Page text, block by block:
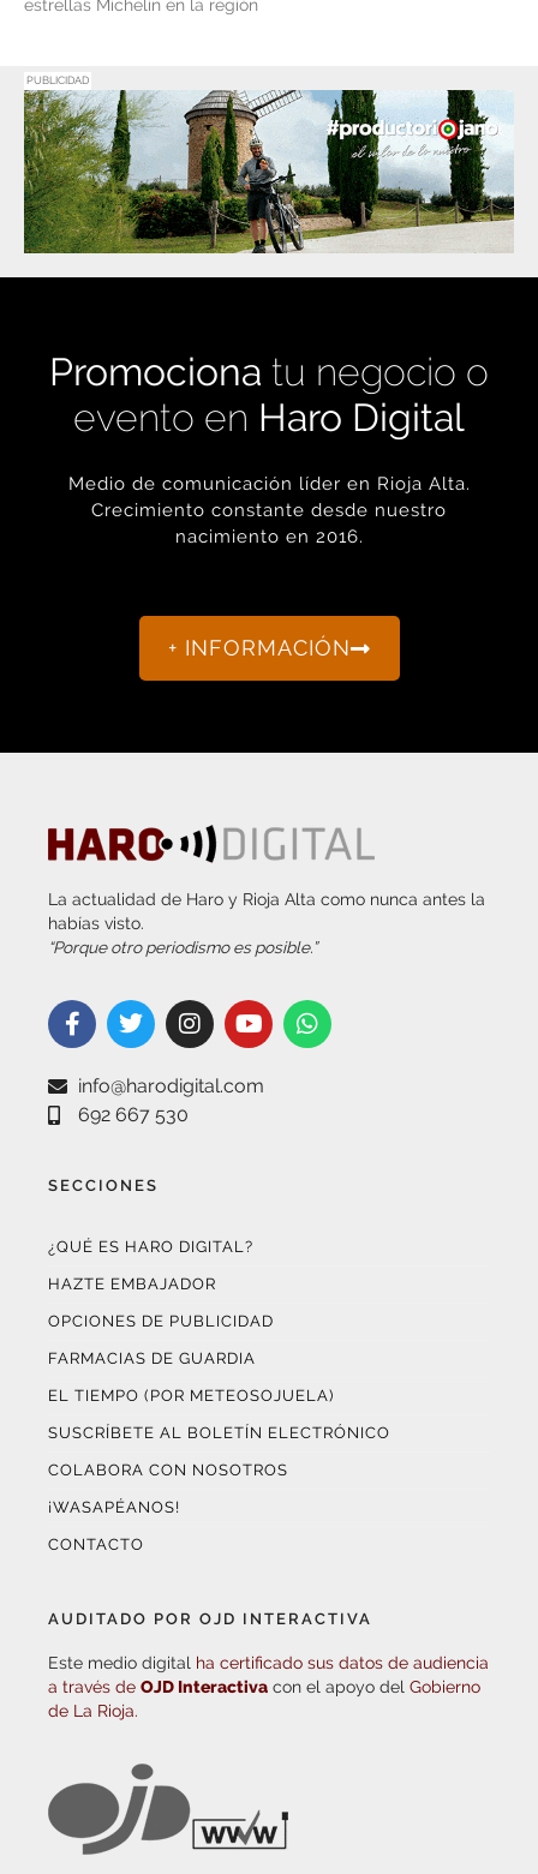
estrellas Michelin en la región
PUBLICIDAD
Promociona tu negocio o
evento en Haro Digital
Medio de comunicación líder en Rioja Alta.
Crecimiento constante desde nuestro
nacimiento en 2016.
+ INFORMACIÓN
La actualidad de Haro y Rioja Alta como nunca antes la
habías visto.
“Porque otro periodismo es posible.”
info@harodigital.com
692 667 530
SECCIONES
¿QUÉ ES HARO DIGITAL?
HAZTE EMBAJADOR
OPCIONES DE PUBLICIDAD
FARMACIAS DE GUARDIA
EL TIEMPO (POR METEOSOJUELA)
SUSCRÍBETE AL BOLETÍN ELECTRÓNICO
COLABORA CON NOSOTROS
¡WASAPÉANOS!
CONTACTO
AUDITADO POR OJD INTERACTIVA
Este medio digital ha certificado sus datos de audiencia
a través de OJD Interactiva con el apoyo del Gobierno
de La Rioja.